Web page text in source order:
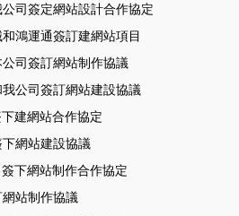
司簽定網站設計合作協定
鴻運通簽訂建網站項目
司簽訂網站制作協議
公司簽訂網站建設協議
建網站合作協定
網站建設協議
下網站制作合作協定
站制作協議